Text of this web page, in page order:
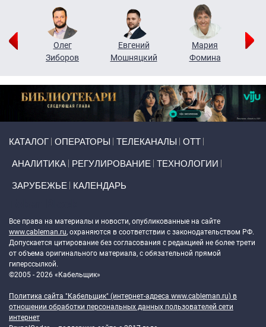
Олег
Зиборов
Евгений
Мошняцкий
Мария
Фомина
КАТАЛОГ ОПЕРАТОРЫ ТЕЛЕКАНАЛЫ ОТТ
АНАЛИТИКА РЕГУЛИРОВАНИЕ ТЕХНОЛОГИИ
ЗАРУБЕЖЬЕ КАЛЕНДАРЬ
Все права на материалы и новости, опубликованные на сайте
www.cableman.ru, охраняются в соответствии с законодательством РФ.
Допускается цитирование без согласования с редакцией не более трети
от объема оригинального материала, с обязательной прямой
гиперссылкой.
©2005 - 2026 «Кабельщик»
Политика сайта "Кабельщик" (интернет-адреса www.cableman.ru) в
отношении обработки персональных данных пользователей сети
интернет